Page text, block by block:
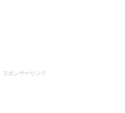
スポンサーリンク